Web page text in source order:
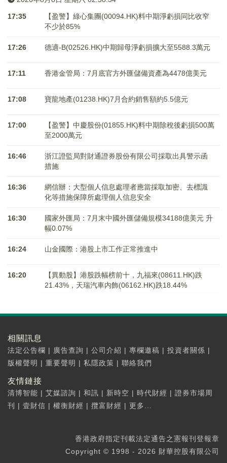
17:35
【盈警】綠心集團(00094.HK)料中期淨虧損同比收窄
不少於85%
17:26 德適-B(02526.HK)中期歸母淨虧損擴大至5588.3萬元
17:11 香港金管局：7月底官方外匯儲備資產為4478億美元
17:08 寶龍地產(01238.HK)7月合約銷售額約5.5億元
17:00
【盈警】中慶股份(01855.HK)料中期除稅後虧損500萬
至2000萬元
16:46
浙江證監局對財通證券股份有限公司採取出具警示函
措施
16:36
網信辦：大型個人信息處理者應當採取加密、去標識
化等措施保障所處理個人信息安全
16:30
國家外匯局：7月末中國外匯儲備規模34188億美元 升
幅0.07%
16:24 山金國際：港股上市工作正常推進中
16:20
【異動股】港股跌幅榜前十，九福來(08611.HK)跌
21.43%，天瑞汽車内飾(06162.HK)跌18.44%
相關訊息
法定公告欄 | 廣告查詢 | 公司介紹 | 專欄邀稿 | 投資者關係 |
版權聲明 | 重要聲明 | 私隱政策 | 聯絡我們
友情鏈接
清博智能 | 艾媒諮詢 | 和訊 | 新時空 | 時代財經 | 證券市場周
刊
| 壹財信 | 權衡財經 | 攬富財經 | 更多...
香港政府指定刊載法定通告之憲報刊登報章
Copyright © 1998 - 2026 財華控股有限公司